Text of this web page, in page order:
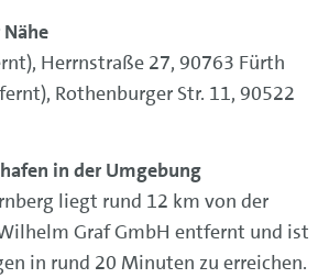
Herrnstraße 27, 90763 Fürth
Rothenburger Str. 11, 90522
in der Umgebung
liegt rund 12 km von der
Graf GmbH entfernt und ist
in rund 20 Minuten zu erreichen.